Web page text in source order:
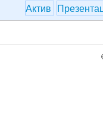
Актив